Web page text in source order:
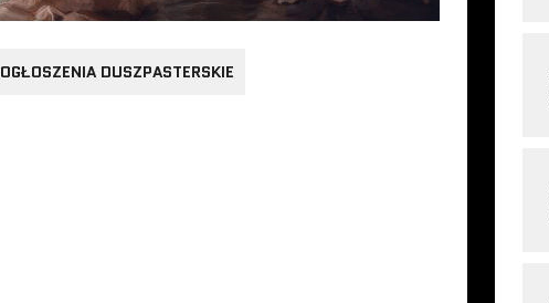
OGŁOSZENIA DUSZPASTERSKIE